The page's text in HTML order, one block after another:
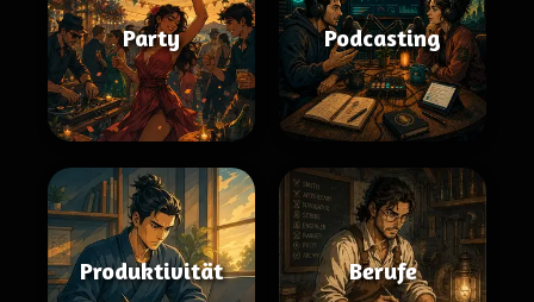
Party Podcasting
Produktivität Berufe